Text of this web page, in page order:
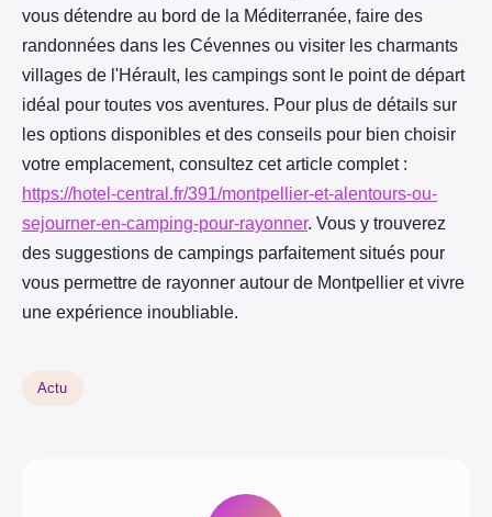
vous détendre au bord de la Méditerranée, faire des
randonnées dans les Cévennes ou visiter les charmants
villages de l'Hérault, les campings sont le point de départ
idéal pour toutes vos aventures. Pour plus de détails sur
les options disponibles et des conseils pour bien choisir
votre emplacement, consultez cet article complet :
https://hotel-central.fr/391/montpellier-et-alentours-ou-
sejourner-en-camping-pour-rayonner. Vous y trouverez
des suggestions de campings parfaitement situés pour
vous permettre de rayonner autour de Montpellier et vivre
une expérience inoubliable.
Actu